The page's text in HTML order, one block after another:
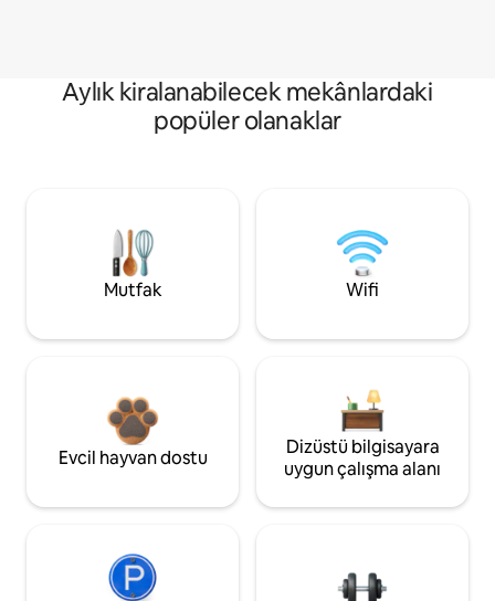
Aylık kiralanabilecek mekânlardaki
popüler olanaklar
Mutfak Wifi
Evcil hayvan dostu
Dizüstü bilgisayara
uygun çalışma alanı